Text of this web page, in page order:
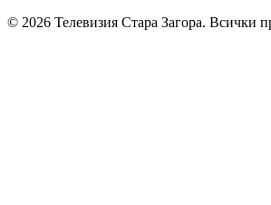
© 2026 Телевизия Стара Загора. Всички